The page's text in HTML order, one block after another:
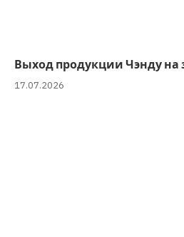
Выход продукции Чэнду
17.07.2026